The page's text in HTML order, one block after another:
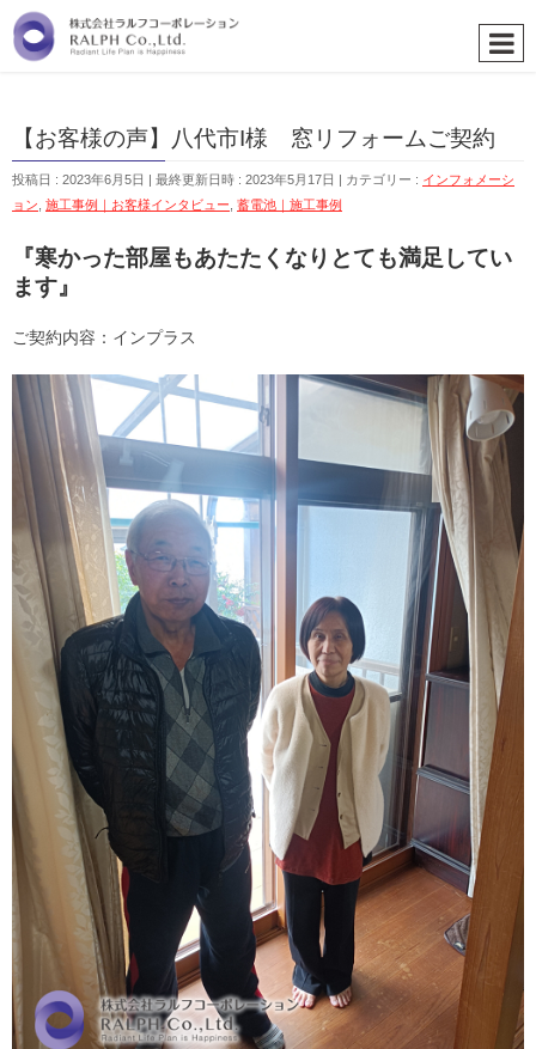
【お客様の声】八代市I様 窓リフォームご契約
投稿日 : 2023年6月5日 最終更新日時 : 2023年5月17日 カテゴリー : インフォメーシ
ョン 施工事例｜お客様インタビュー 蓄電池｜施工事例
『寒かった部屋もあたたくなりとても満足してい
ます』
ご契約内容：インプラス